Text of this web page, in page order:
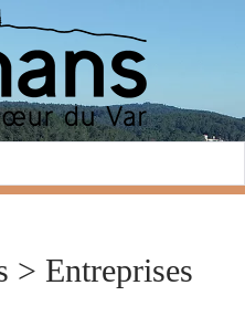
> Entreprises